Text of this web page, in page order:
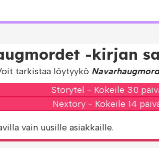
-kirjan
tarkistaa löytyykö
Storytel - Kokeile 30
Nextory - Kokeile 14
vain uusille asiakkaille.